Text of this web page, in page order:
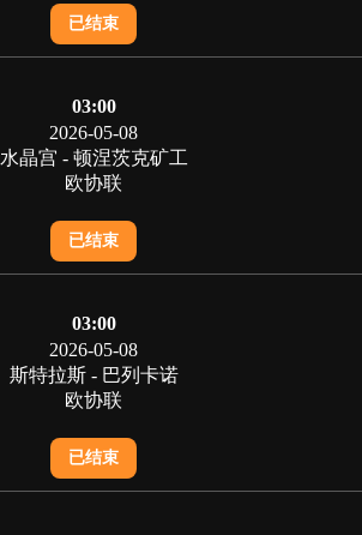
已结束
03:00
2026-05-08
水晶宫 - 顿涅茨克矿工
欧协联
已结束
03:00
2026-05-08
斯特拉斯 - 巴列卡诺
欧协联
已结束